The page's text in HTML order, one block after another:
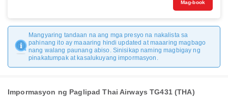
Mag-book
Mangyaring tandaan na ang mga presyo na nakalista sa
pahinang ito ay maaaring hindi updated at maaaring magbago
nang walang paunang abiso. Sinisikap naming magbigay ng
pinakatumpak at kasalukuyang impormasyon.
Impormasyon ng Paglipad Thai Airways TG431 (THA)